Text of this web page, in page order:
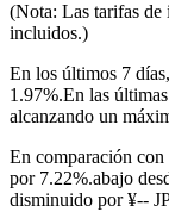
Futuros que
(Nota: Las tarifas de
incluidos.)
En los últimos 7
1.97%.En las
alcanzando un
En comparación
por 7.22%.abajo
disminuido por ¥--